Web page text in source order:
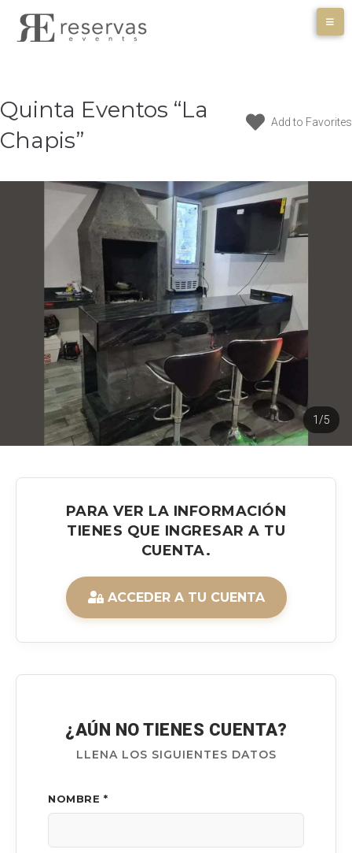
Quinta Eventos “La
Chapis”
Add to Favorites
1/5
PARA VER LA INFORMACIÓN
TIENES QUE INGRESAR A TU
CUENTA.
ACCEDER A TU CUENTA
¿AÚN NO TIENES CUENTA?
LLENA LOS SIGUIENTES DATOS
NOMBRE *